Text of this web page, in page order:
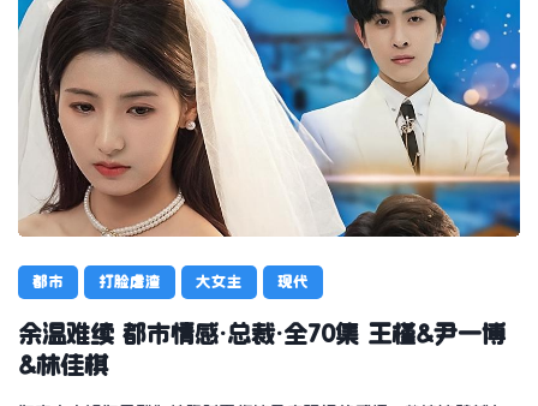
都市 打脸虐渣 大女主 现代
余温难续 都市情感·总裁·全70集 王槿&尹一博
&林佳棋